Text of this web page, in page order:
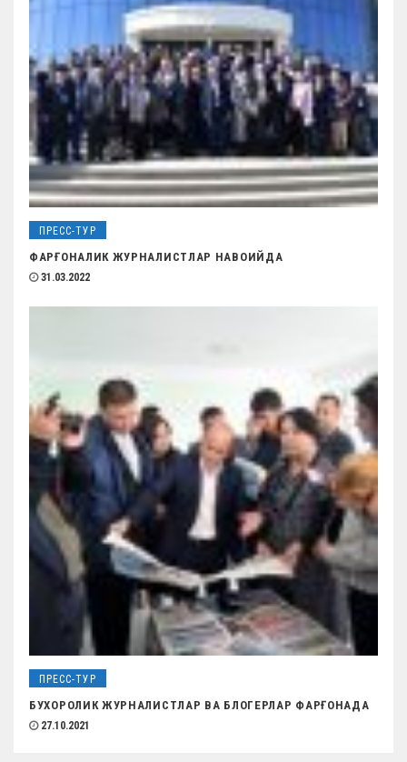
ПРЕСС-ТУР
ФАРҒОНАЛИК ЖУРНАЛИСТЛАР НАВОИЙДА
31.03.2022
ПРЕСС-ТУР
БУХОРОЛИК ЖУРНАЛИСТЛАР ВА БЛОГЕРЛАР ФАРҒОНАДА
27.10.2021